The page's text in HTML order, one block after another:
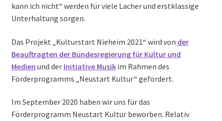
kann ich nicht“ werden für viele Lacher und erstklassige
Unterhaltung sorgen.
Das Projekt „Kulturstart Nieheim 2021“ wird von der
Beauftragten der Bundesregierung für Kultur und
Medien und der Initiative Musikim Rahmen des
Förderprogramms „Neustart Kultur“ gefördert.
Im September 2020 haben wir uns für das
Förderprogramm Neustart Kultur beworben. Relativ